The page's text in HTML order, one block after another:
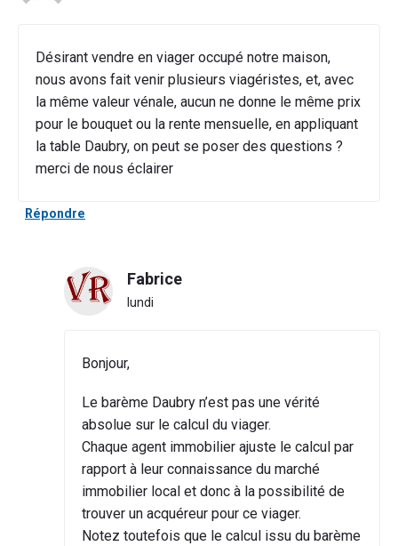
Désirant vendre en viager occupé notre maison,
nous avons fait venir plusieurs viagéristes, et, avec
la même valeur vénale, aucun ne donne le même prix
pour le bouquet ou la rente mensuelle, en appliquant
la table Daubry, on peut se poser des questions ?
merci de nous éclairer
Répondre
Fabrice
lundi
Bonjour,
Le barème Daubry n’est pas une vérité
absolue sur le calcul du viager.
Chaque agent immobilier ajuste le calcul par
rapport à leur connaissance du marché
immobilier local et donc à la possibilité de
trouver un acquéreur pour ce viager.
Notez toutefois que le calcul issu du barème